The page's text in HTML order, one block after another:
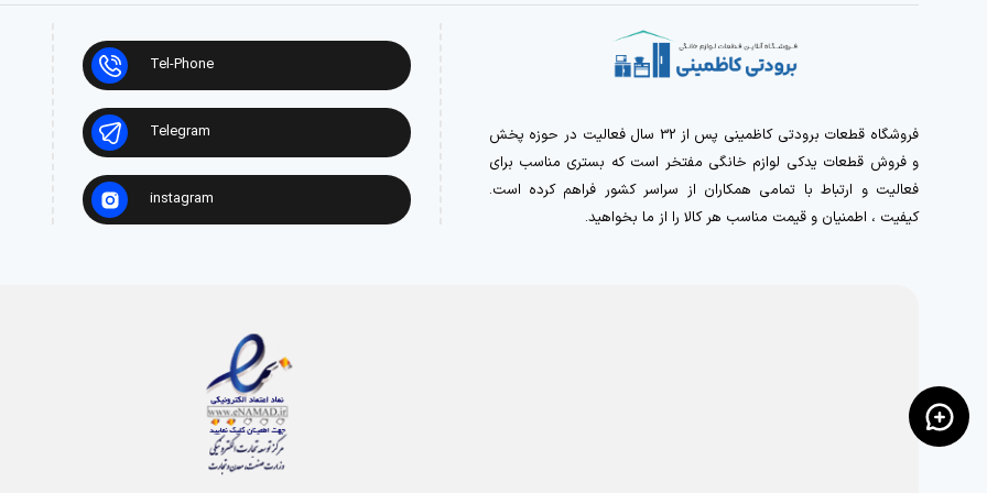
فروشگاه قطعات برودتی کاظمینی پس از 32 سال فعالیت در حوزه پخش
و فروش قطعات یدکی لوازم خانگی مفتخر است که بستری مناسب برای
فعالیت و ارتباط با تمامی همکاران از سراسر کشور فراهم کرده است.
کیفیت ، اطمنیان و قیمت مناسب هر کالا را از ما بخواهید.
Tel-Phone
Telegram
instagram